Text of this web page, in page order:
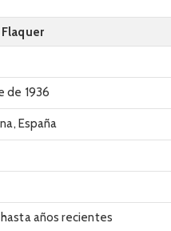
de 1936
España
años recientes